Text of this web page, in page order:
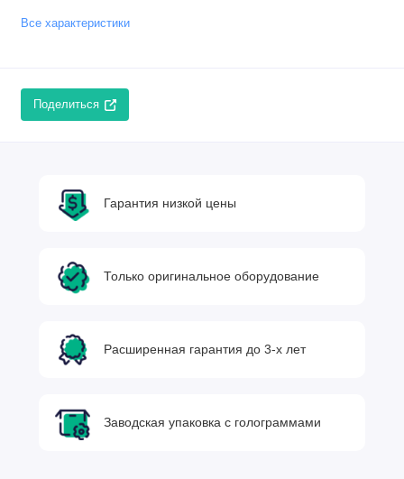
Все характеристики
Поделиться
Гарантия низкой цены
Только оригинальное оборудование
Расширенная гарантия до 3-х лет
Заводская упаковка с голограммами